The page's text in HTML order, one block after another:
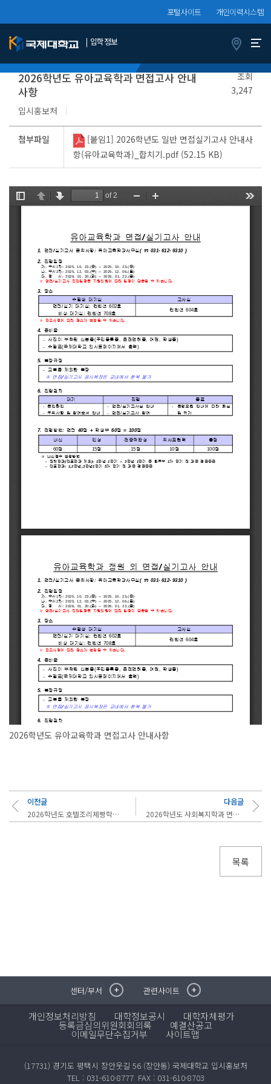
포털사이트 개인이력시스템
입학정보
면접/실기안내
2026학년도 유아교육학과 면접고사 안내
사항
조회
3,247
입시홍보처
첨부파일
[붙임1] 2026학년도 일반 면접실기고사 안내사
항(유아교육학과)_합치기.pdf (52.15 KB)
2026학년도 유아교육학과 면접고사 안내사항
이전글
2026학년도 호텔조리제빵학과 면접고사 안내사항
다음글
2026학년도 사회복지학과 면접고사 안내사항
목록
센터/부서취·창업지원센터
국제대학교 입학안내
학술정보원
학생생활관
산학협력단
평생교육원
관련사이트이메일무단수집거부
무선인터넷이용안내
포탈사이트
증명발급사이트
개인정보처리방침 대학정보공시 대학자체평가
등록금심의위원회회의록 예결산공고
이메일무단수집거부 사이트맵
(17731) 경기도 평택시 장안웃길 56 (장안동) 국제대학교 입시홍보처
TEL : 031-610-8777 FAX : 031-610-8703